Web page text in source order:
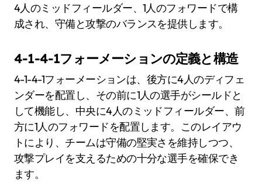
4人のミッドフィールダー、1人のフォワードで構
成され、守備と攻撃のバランスを提供します。
4-1-4-1フォーメーションの定義と構造
4-1-4-1フォーメーションは、後方に4人のディフェ
ンダーを配置し、その前に1人の選手がシールドと
して機能し、中央に4人のミッドフィールダー、前
方に1人のフォワードを配置します。このレイアウ
トにより、チームは守備の堅実さを維持しつつ、
攻撃プレイを支えるための十分な選手を確保でき
ます。